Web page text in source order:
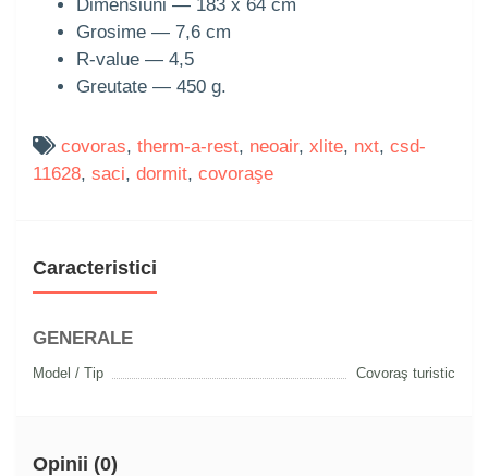
Dimensiuni — 183 x 64 cm
Grosime — 7,6 cm
R-value — 4,5
Greutate — 450 g.
covoras, therm-a-rest, neoair, xlite, nxt, csd-
11628, saci, dormit, covoraşe
Caracteristici
GENERALE
Model / Tip Covoraş turistic
Opinii (0)